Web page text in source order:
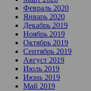
Февраль 2020
Январь 2020
Декабрь 2019
Ноябрь 2019
Октябрь 2019
Сентябрь 2019
Август 2019
Июль 2019
Июнь 2019
Май 2019